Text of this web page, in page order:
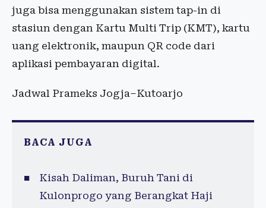
juga bisa menggunakan sistem tap-in di
stasiun dengan Kartu Multi Trip (KMT), kartu
uang elektronik, maupun QR code dari
aplikasi pembayaran digital.
Jadwal Prameks Jogja–Kutoarjo
BACA JUGA
Kisah Daliman, Buruh Tani di
Kulonprogo yang Berangkat Haji